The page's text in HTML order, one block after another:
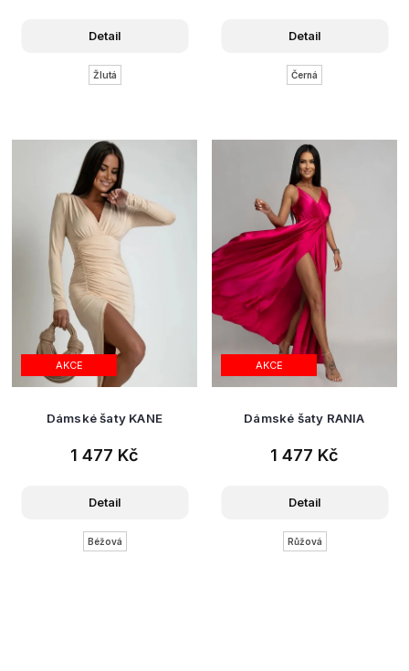
Detail
Žlutá
Detail
Černá
AKCE
Dámské šaty KANE
1 477 Kč
Detail
Béžová
AKCE
Dámské šaty RANIA
1 477 Kč
Detail
Růžová